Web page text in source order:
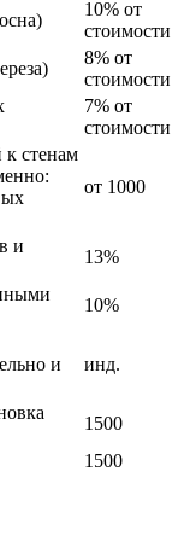
10% от
стоимости
8% от
стоимости
7% от
стоимости
к стенам
от 1000
и
13%
10%
и
инд.
1500
1500